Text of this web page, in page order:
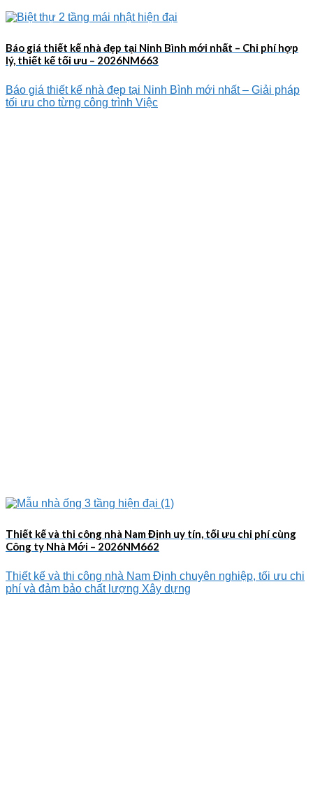
Báo giá thiết kế nhà đẹp tại Ninh Bình mới nhất – Chi phí hợp
lý, thiết kế tối ưu – 2026NM663
Báo giá thiết kế nhà đẹp tại Ninh Bình mới nhất – Giải pháp
tối ưu cho từng công trình Việc
Thiết kế và thi công nhà Nam Định uy tín, tối ưu chi phí cùng
Công ty Nhà Mới – 2026NM662
Thiết kế và thi công nhà Nam Định chuyên nghiệp, tối ưu chi
phí và đảm bảo chất lượng Xây dựng